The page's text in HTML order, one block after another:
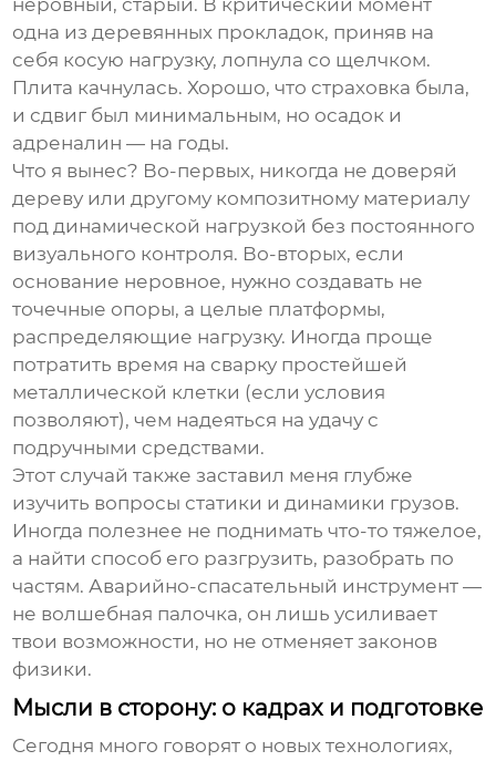
неровный, старый. В критический момент
одна из деревянных прокладок, приняв на
себя косую нагрузку, лопнула со щелчком.
Плита качнулась. Хорошо, что страховка была,
и сдвиг был минимальным, но осадок и
адреналин — на годы.
Что я вынес? Во-первых, никогда не доверяй
дереву или другому композитному материалу
под динамической нагрузкой без постоянного
визуального контроля. Во-вторых, если
основание неровное, нужно создавать не
точечные опоры, а целые платформы,
распределяющие нагрузку. Иногда проще
потратить время на сварку простейшей
металлической клетки (если условия
позволяют), чем надеяться на удачу с
подручными средствами.
Этот случай также заставил меня глубже
изучить вопросы статики и динамики грузов.
Иногда полезнее не поднимать что-то тяжелое,
а найти способ его разгрузить, разобрать по
частям.Аварийно-спасательный инструмент —
не волшебная палочка, он лишь усиливает
твои возможности, но не отменяет законов
физики.
Мысли в сторону: о кадрах и подготовке
Сегодня много говорят о новых технологиях,